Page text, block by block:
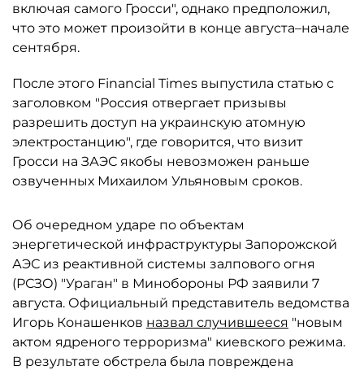
включая самого Гросси", однако предположил,
что это может произойти в конце августа–начале
сентября.
После этого Financial Times выпустила статью с
заголовком "Россия отвергает призывы
разрешить доступ на украинскую атомную
электростанцию", где говорится, что визит
Гросси на ЗАЭС якобы невозможен раньше
озвученных Михаилом Ульяновым сроков.
Об очередном ударе по объектам
энергетической инфраструктуры Запорожской
АЭС из реактивной системы залпового огня
(РСЗО) "Ураган" в Минобороны РФ заявили 7
августа. Официальный представитель ведомства
Игорь Конашенков назвал случившееся "новым
актом ядреного терроризма" киевского режима.
В результате обстрела была повреждена